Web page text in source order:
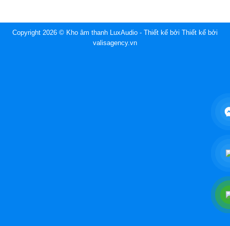
Copyright 2026 © Kho âm thanh LuxAudio - Thiết kế bởi Thiết kế bởi
valisagency.vn